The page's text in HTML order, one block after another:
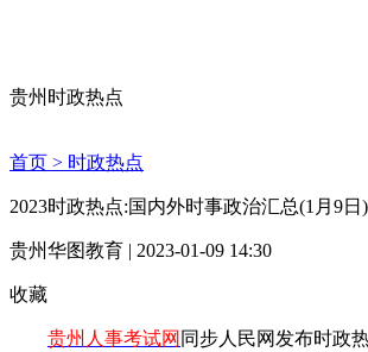
贵州时政热点
首页 > 时政热点
2023时政热点:国内外时事政治汇总(1月9日)
贵州华图教育 | 2023-01-09 14:30
收藏
贵州人事考试网 同步人民网发布时政热